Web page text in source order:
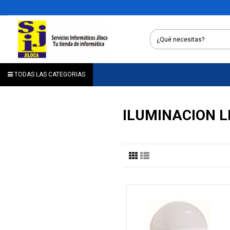
TODAS LAS CATEGORIAS
ILUMINACION